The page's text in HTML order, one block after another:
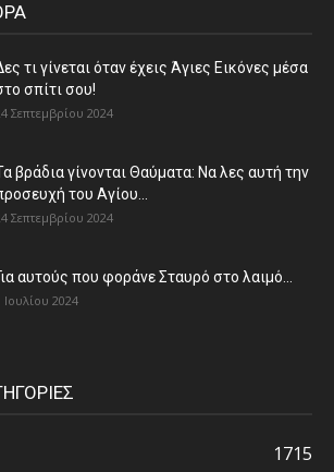
τι γίνεται όταν έχεις Άγιες Εικόνες μέσα
σπίτι σου!
Σεπτεμβρίου 2024
βράδια γίνονται Θαύματα: Να λες αυτή την
του Αγίου...
Σεπτεμβρίου 2024
αυτούς που φοράνε Σταυρό στο λαιμό…
Ιουλίου 2024
1715